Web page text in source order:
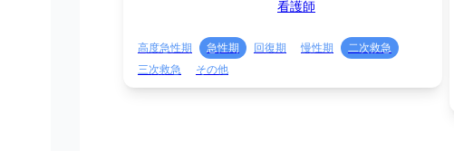
看護師
高度急性期 急性期 回復期 慢性期
二次救急
三次救急
その他